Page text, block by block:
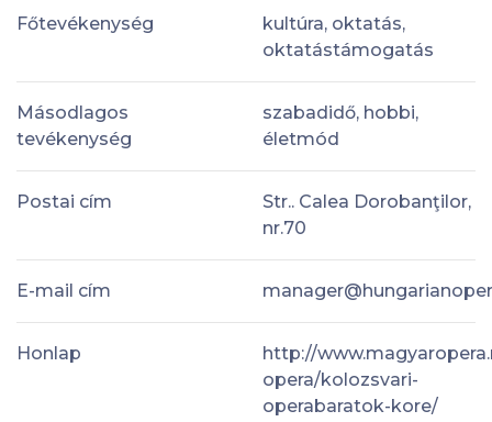
Főtevékenység
kultúra, oktatás,
oktatástámogatás
Másodlagos
tevékenység
szabadidő, hobbi,
életmód
Postai cím
Str.. Calea Dorobanţilor,
nr.70
E-mail cím
Honlap
http://
opera/kolozsvari-
operabaratok-kore/